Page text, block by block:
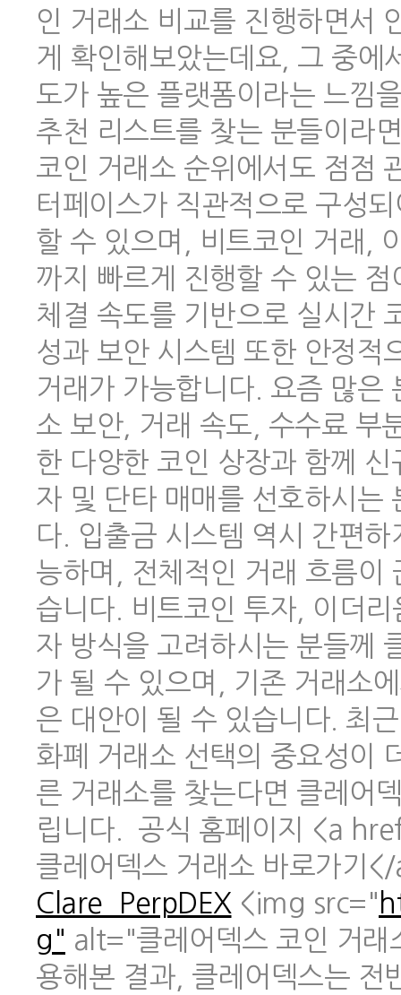
인 거래소 비교를 진행하면서
게 확인해보았는데요, 그 중에
도가 높은 플랫폼이라는 느낌
추천 리스트를 찾는 분들이라
코인 거래소 순위에서도 점점
터페이스가 직관적으로 구성
할 수 있으며, 비트코인 거래,
까지 빠르게 진행할 수 있는
체결 속도를 기반으로 실시간
성과 보안 시스템 또한 안정적
거래가 가능합니다. 요즘 많은
소 보안, 거래 속도, 수수료 부
한 다양한 코인 상장과 함께
자 및 단타 매매를 선호하시는
다. 입출금 시스템 역시 간편
능하며, 전체적인 거래 흐름이
습니다. 비트코인 투자, 이더
자 방식을 고려하시는 분들께
가 될 수 있으며, 기존 거래소
은 대안이 될 수 있습니다. 최
화폐 거래소 선택의 중요성이
른 거래소를 찾는다면 클레어
립니다. 공식 홈페이지 <a
클레어덱스 거래소 바로가기
Clare_PerpDEX <img src="
g" alt="클레어덱스 코인 거래
용해본 결과, 클레어덱스는 전